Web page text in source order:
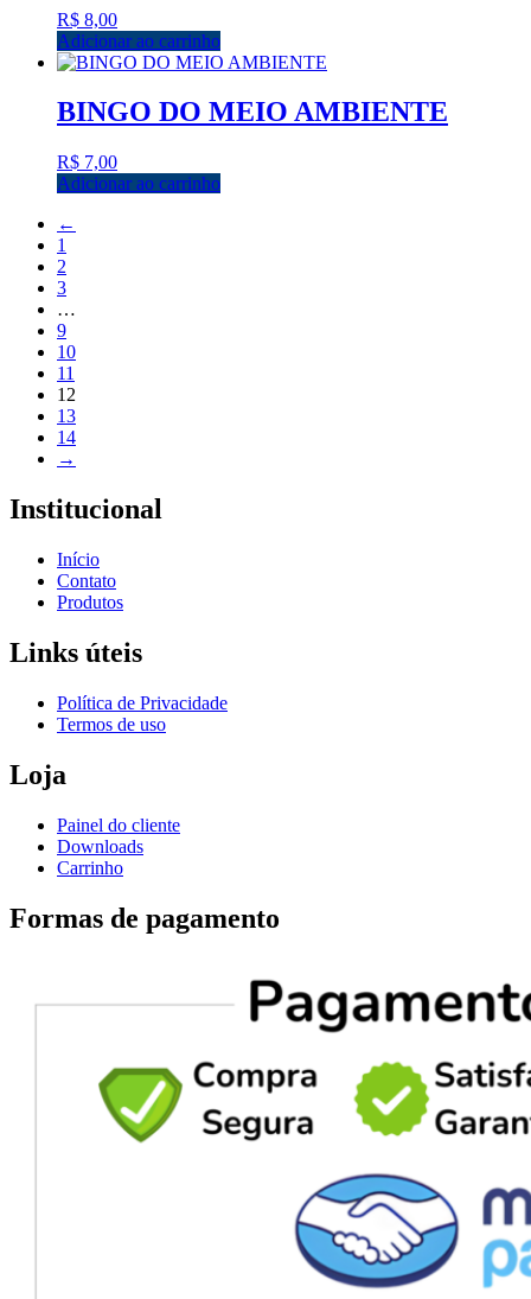
R$ 8,00
Adicionar ao carrinho
BINGO DO MEIO AMBIENTE
R$ 7,00
Adicionar ao carrinho
←
1
2
3
…
9
10
11
12
13
14
→
Institucional
Início
Contato
Produtos
Links úteis
Política de Privacidade
Termos de uso
Loja
Painel do cliente
Downloads
Carrinho
Formas de pagamento